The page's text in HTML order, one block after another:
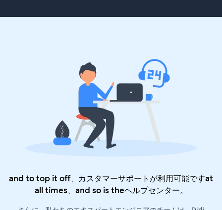
and to top it off、カスタマーサポートが利用可能ですat
all times、and so is theヘルプセンター。